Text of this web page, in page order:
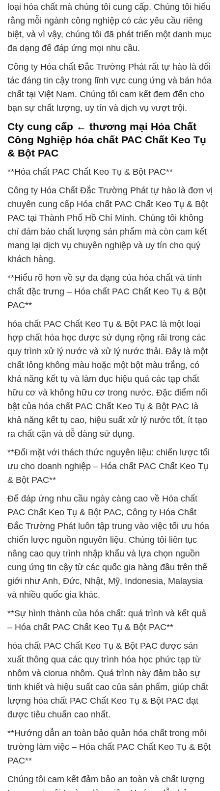
loại hóa chất mà chúng tôi cung cấp. Chúng tôi hiểu
rằng mỗi ngành công nghiệp có các yêu cầu riêng
biệt, và vì vậy, chúng tôi đã phát triển một danh mục
đa dạng để đáp ứng mọi nhu cầu.
Công ty Hóa chất Đắc Trường Phát rất tự hào là đối
tác đáng tin cậy trong lĩnh vực cung ứng và bán hóa
chất tại Việt Nam. Chúng tôi cam kết đem đến cho
bạn sự chất lượng, uy tín và dịch vụ vượt trội.
Cty cung cấp ← thương mại Hóa Chất
Công Nghiệp hóa chất PAC Chất Keo Tụ
& Bột PAC
**Hóa chất PAC Chất Keo Tụ & Bột PAC**
Công ty Hóa Chất Đắc Trường Phát tự hào là đơn vị
chuyên cung cấp Hóa chất PAC Chất Keo Tụ & Bột
PAC tại Thành Phố Hồ Chí Minh. Chúng tôi không
chỉ đảm bảo chất lượng sản phẩm mà còn cam kết
mang lại dịch vụ chuyên nghiệp và uy tín cho quý
khách hàng.
**Hiểu rõ hơn về sự đa dạng của hóa chất và tính
chất đặc trưng – Hóa chất PAC Chất Keo Tụ & Bột
PAC**
hóa chất PAC Chất Keo Tụ & Bột PAC là một loại
hợp chất hóa học được sử dụng rộng rãi trong các
quy trình xử lý nước và xử lý nước thải. Đây là một
chất lỏng không màu hoặc một bột màu trắng, có
khả năng kết tụ và làm đục hiệu quả các tạp chất
hữu cơ và không hữu cơ trong nước. Đặc điểm nổi
bật của hóa chất PAC Chất Keo Tụ & Bột PAC là
khả năng kết tụ cao, hiệu suất xử lý nước tốt, ít tạo
ra chất cặn và dễ dàng sử dụng.
**Đối mặt với thách thức nguyên liệu: chiến lược tối
ưu cho doanh nghiệp – Hóa chất PAC Chất Keo Tụ
& Bột PAC**
Để đáp ứng nhu cầu ngày càng cao về Hóa chất
PAC Chất Keo Tụ & Bột PAC, Công ty Hóa Chất
Đắc Trường Phát luôn tập trung vào việc tối ưu hóa
chiến lược nguồn nguyên liệu. Chúng tôi liên tục
nâng cao quy trình nhập khẩu và lựa chọn nguồn
cung ứng tin cậy từ các quốc gia hàng đầu trên thế
giới như Anh, Đức, Nhật, Mỹ, Indonesia, Malaysia
và nhiều quốc gia khác.
**Sự hình thành của hóa chất: quá trình và kết quả
– Hóa chất PAC Chất Keo Tụ & Bột PAC**
hóa chất PAC Chất Keo Tụ & Bột PAC được sản
xuất thông qua các quy trình hóa học phức tạp từ
nhôm và clorua nhôm. Quá trình này đảm bảo sự
tinh khiết và hiệu suất cao của sản phẩm, giúp chất
lượng hóa chất PAC Chất Keo Tụ & Bột PAC đạt
được tiêu chuẩn cao nhất.
**Hướng dẫn an toàn bảo quản hóa chất trong môi
trường làm việc – Hóa chất PAC Chất Keo Tụ & Bột
PAC**
Chúng tôi cam kết đảm bảo an toàn và chất lượng